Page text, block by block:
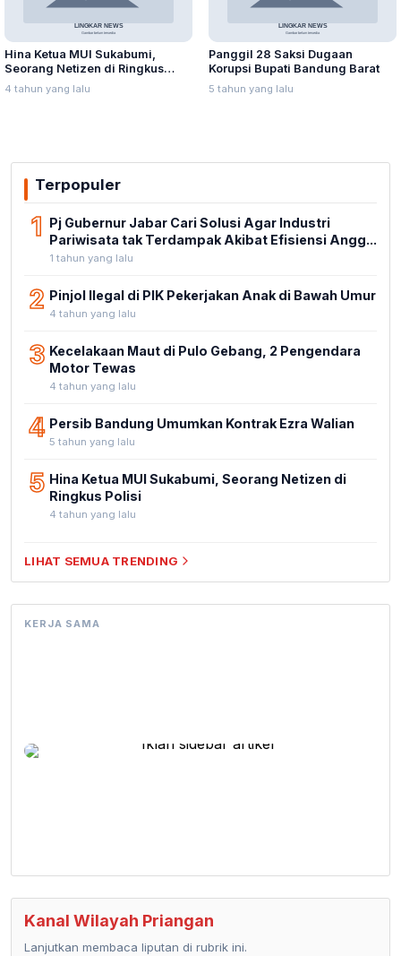
Hina Ketua MUI Sukabumi,
Seorang Netizen di Ringkus
Polisi
4 tahun yang lalu
Panggil 28 Saksi Dugaan
Korupsi Bupati Bandung Barat
5 tahun yang lalu
Terpopuler
1 Pj Gubernur Jabar Cari Solusi Agar Industri
Pariwisata tak Terdampak Akibat Efisiensi Angg...
1 tahun yang lalu
2 Pinjol Ilegal di PIK Pekerjakan Anak di Bawah Umur
4 tahun yang lalu
3 Kecelakaan Maut di Pulo Gebang, 2 Pengendara
Motor Tewas
4 tahun yang lalu
4 Persib Bandung Umumkan Kontrak Ezra Walian
5 tahun yang lalu
5 Hina Ketua MUI Sukabumi, Seorang Netizen di
Ringkus Polisi
4 tahun yang lalu
LIHAT SEMUA TRENDING
KERJA SAMA
Kanal Wilayah Priangan
Lanjutkan membaca liputan di rubrik ini.